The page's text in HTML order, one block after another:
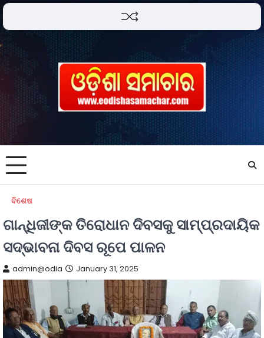
ବିଶେଷ
ଗାନ୍ଧିଜୀଙ୍କ ତିରୋଧାନ ଦିବସକୁ ସାମ୍ପ୍ରଦାୟିକ
ସଦ୍ଭାବନା ଦିବସ ରୂପେ ପାଳନ
admin@odia January 31, 2025